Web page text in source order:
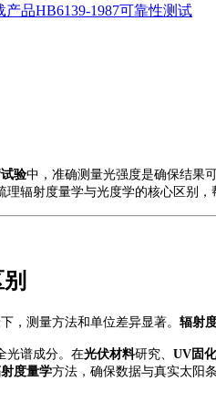
产品HB6139-1987可靠性测试
验中，准确测量光强度是确保结果
理辐射度量学与光度学的核心区别
，测量方法和单位差异显著。 辐射
光谱成分。在光伏材料研究、 UV固化
度量学方法，确保数据与真实太阳